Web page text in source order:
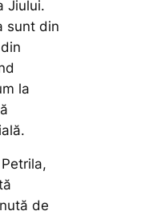
Jiului.
sunt din
la
de